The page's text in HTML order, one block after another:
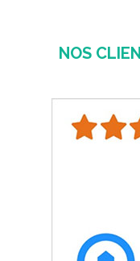
NOS